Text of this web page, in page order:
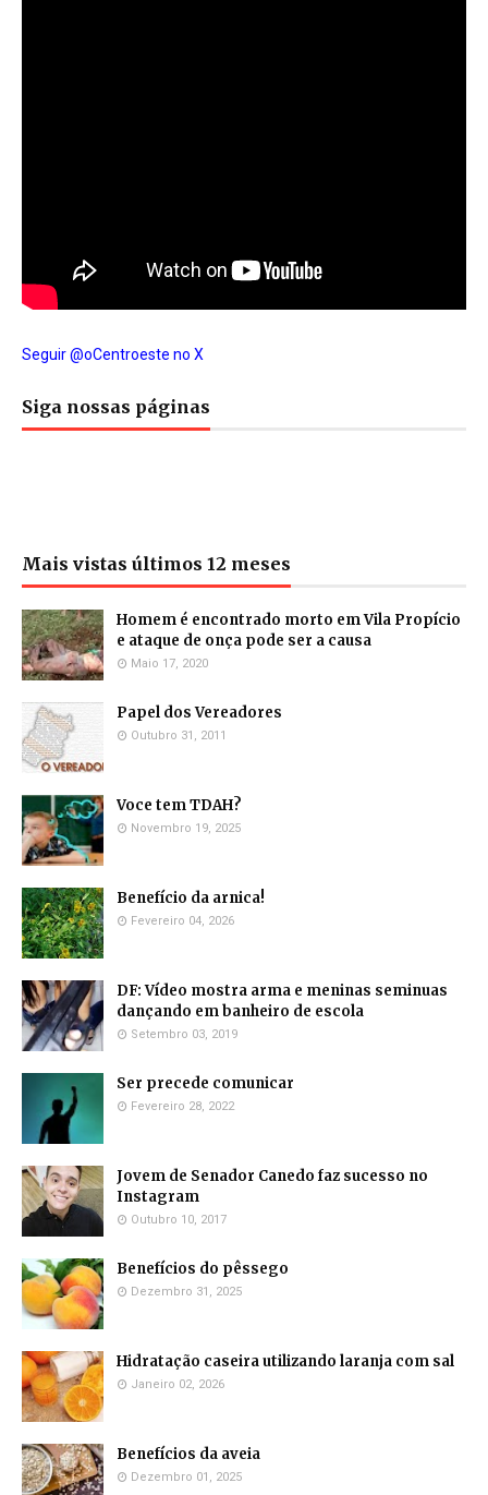
Seguir @oCentroeste no X
Siga nossas páginas
Mais vistas últimos 12 meses
Homem é encontrado morto em Vila Propício
e ataque de onça pode ser a causa
Maio 17, 2020
Papel dos Vereadores
Outubro 31, 2011
Voce tem TDAH?
Novembro 19, 2025
Benefício da arnica!
Fevereiro 04, 2026
DF: Vídeo mostra arma e meninas seminuas
dançando em banheiro de escola
Setembro 03, 2019
Ser precede comunicar
Fevereiro 28, 2022
Jovem de Senador Canedo faz sucesso no
Instagram
Outubro 10, 2017
Benefícios do pêssego
Dezembro 31, 2025
Hidratação caseira utilizando laranja com sal
Janeiro 02, 2026
Benefícios da aveia
Dezembro 01, 2025